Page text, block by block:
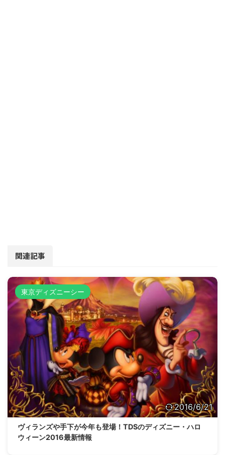
関連記事
東京ディズニーシー
2016/6/21
ヴィランズや手下が今年も登場！TDSのディズニー・ハロ
ウィーン2016最新情報